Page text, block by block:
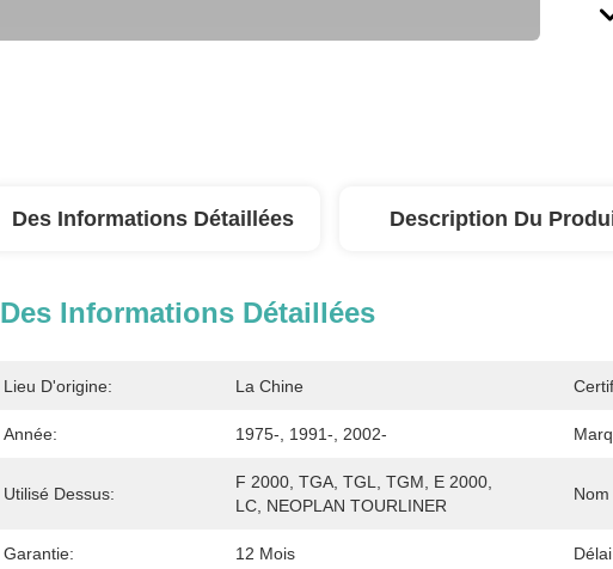
Des Informations Détaillées Description Du
Des Informations Détaillées
Lieu D'origine: La Chine
Année: 1975-, 1991-, 2002-
Utilisé Dessus:
F 2000, TGA, TGL, TGM, E 2000,
LC, NEOPLAN TOURLINER
Garantie: 12 Mois